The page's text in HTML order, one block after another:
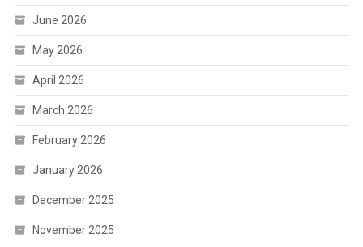
June 2026
May 2026
April 2026
March 2026
February 2026
January 2026
December 2025
November 2025